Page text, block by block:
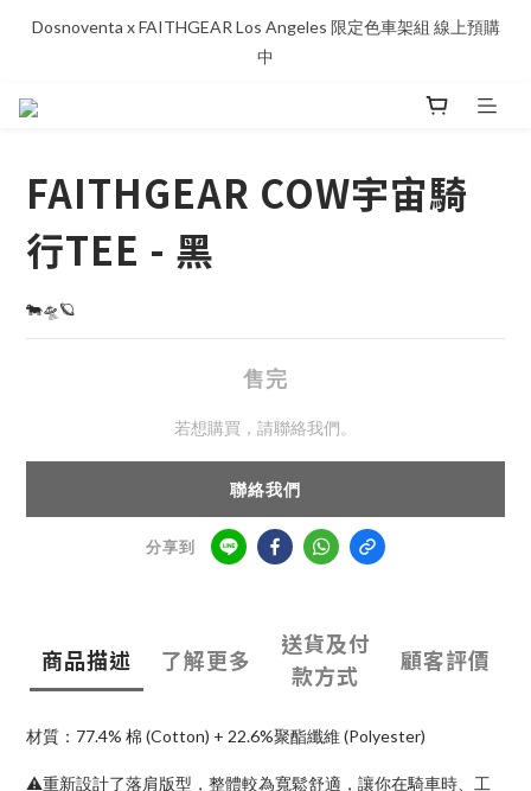
Dosnoventa x FAITHGEAR Los Angeles 限定色車架組 線上預購
中
FAITHGEAR COW宇宙騎
行TEE - 黑
🐄🛸🪐
售完
若想購買，請聯絡我們。
聯絡我們
分享到
商品描述 了解更多
送貨及付
款方式
顧客評價
材質：77.4% 棉 (Cotton) + 22.6%聚酯纖維 (Polyester)
⚠️重新設計了落肩版型，整體較為寬鬆舒適，讓你在騎車時、工